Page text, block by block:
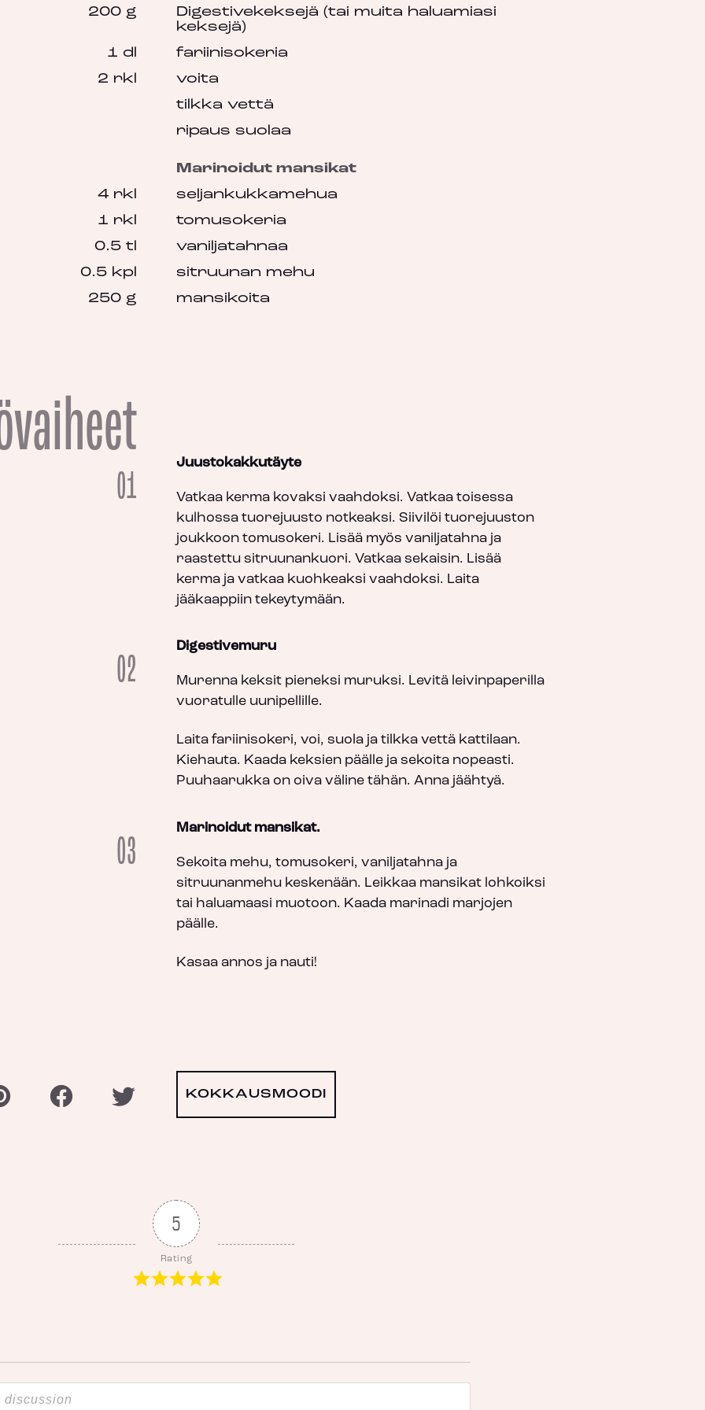
Digestivekeksejä (tai muita haluamiasi
keksejä)
200 g
fariinisokeria
1 dl
voita
2 rkl
tilkka vettä
ripaus suolaa
Marinoidut mansikat
seljankukkamehua
4 rkl
tomusokeria
1 rkl
vaniljatahnaa
0.5 tl
sitruunan mehu
0.5 kpl
mansikoita
250 g
01
Juustokakkutäyte
Vatkaa kerma kovaksi vaahdoksi. Vatkaa toisessa
kulhossa tuorejuusto notkeaksi. Siivilöi tuorejuuston
joukkoon tomusokeri. Lisää myös vaniljatahna ja
raastettu sitruunankuori. Vatkaa sekaisin. Lisää
kerma ja vatkaa kuohkeaksi vaahdoksi. Laita
jääkaappiin tekeytymään.
02
Digestivemuru
Murenna keksit pieneksi muruksi. Levitä leivinpaperilla
vuoratulle uunipellille.
Laita fariinisokeri, voi, suola ja tilkka vettä kattilaan.
Kiehauta. Kaada keksien päälle ja sekoita nopeasti.
Puuhaarukka on oiva väline tähän. Anna jäähtyä.
03
Marinoidut mansikat.
Sekoita mehu, tomusokeri, vaniljatahna ja
sitruunanmehu keskenään. Leikkaa mansikat lohkoiksi
tai haluamaasi muotoon. Kaada marinadi marjojen
päälle.
Kasaa annos ja nauti!
KOKKAUSMOODI
5
Rating